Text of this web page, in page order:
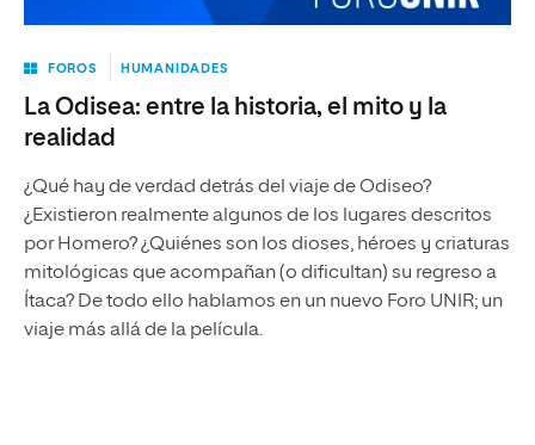
FOROS HUMANIDADES
La Odisea: entre la historia, el mito y la
realidad
¿Qué hay de verdad detrás del viaje de Odiseo?
¿Existieron realmente algunos de los lugares descritos
por Homero? ¿Quiénes son los dioses, héroes y criaturas
mitológicas que acompañan (o dificultan) su regreso a
Ítaca? De todo ello hablamos en un nuevo Foro UNIR; un
viaje más allá de la película.